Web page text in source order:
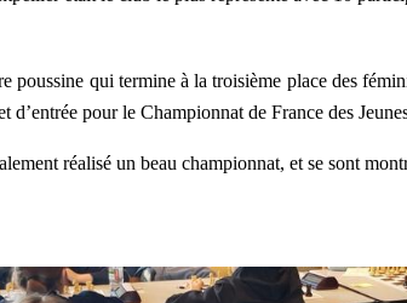
poussine qui termine à la troisième place des
d’entrée pour le Championnat de France des
réalisé un beau championnat, et se sont